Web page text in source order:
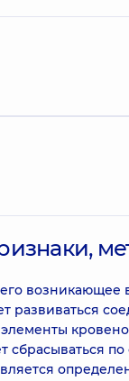
развиваться